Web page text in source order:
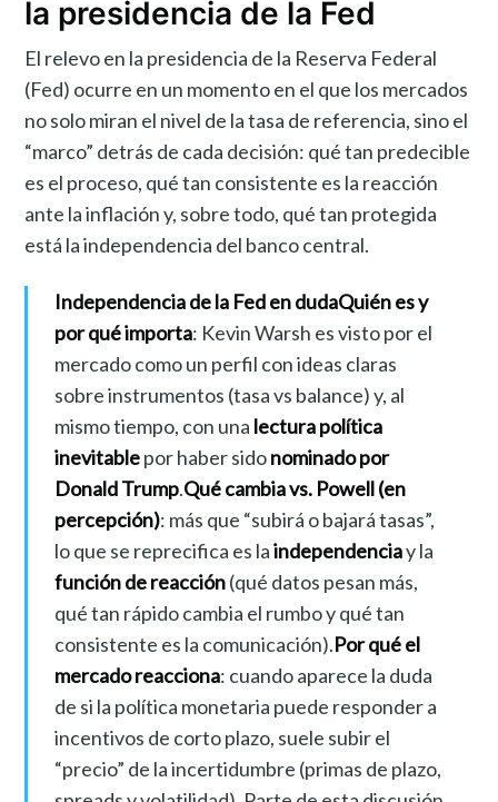
la presidencia de la Fed
El relevo en la presidencia de la Reserva Federal
(Fed) ocurre en un momento en el que los mercados
no solo miran el nivel de la tasa de referencia, sino el
“marco” detrás de cada decisión: qué tan predecible
es el proceso, qué tan consistente es la reacción
ante la inflación y, sobre todo, qué tan protegida
está la independencia del banco central.
Independencia de la Fed en dudaQuién es y
por qué importa: Kevin Warsh es visto por el
mercado como un perfil con ideas claras
sobre instrumentos (tasa vs balance) y, al
mismo tiempo, con una lectura política
inevitablepor haber sidonominado por
Donald Trump.Qué cambia vs. Powell (en
percepción): más que “subirá o bajará tasas”,
lo que se reprecifica es laindependenciay la
función de reacción(qué datos pesan más,
qué tan rápido cambia el rumbo y qué tan
consistente es la comunicación).Por qué el
mercado reacciona: cuando aparece la duda
de si la política monetaria puede responder a
incentivos de corto plazo, suele subir el
“precio” de la incertidumbre (primas de plazo,